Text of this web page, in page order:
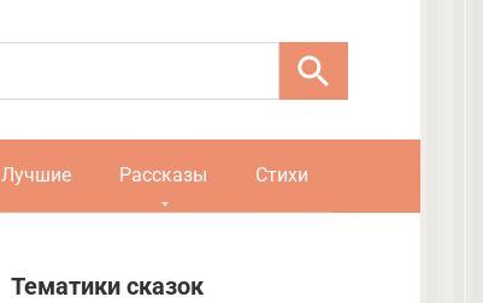
Лучшие Рассказы Стихи
Тематики сказок